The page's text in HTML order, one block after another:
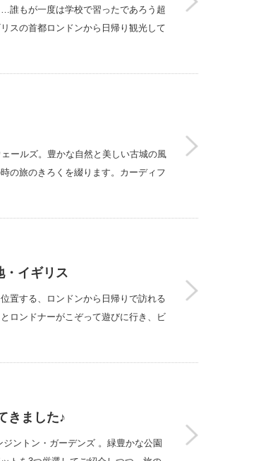
誰もが一度は学校で習ったであろう超
スの首都ロンドンから日帰り観光して
ールズ。豊かな自然と美しい古城の風
の旅のきろくを綴ります。カーディフ
・イギリス
置する、ロンドンから日帰りで訪れる
ロンドナーがこぞって遊びに行き、ビ
きました♪
ントン・ガーデンズ 。緑豊かな公園